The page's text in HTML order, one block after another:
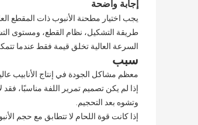
إجابة واضحة
طريقة التشكيل، نظام القطع، ومستوى
السرعة العالية تخلق قيمة فقط عندما
سبب
معظم مشاكل الجودة في إنتاج الأنابيب
إذا لم يكن تصميم تمرير اللفة مناسبًا،
وتشوه بعد التحجيم.
إذا كانت قوة اللحام لا تتطابق مع حجم